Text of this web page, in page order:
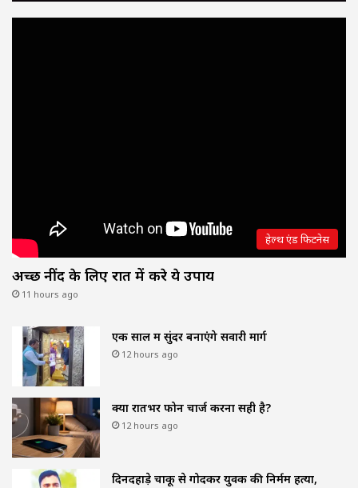
हेल्थ एंड फिटनेस
अच्छी नींद के लिए रात में करे ये उपाय
11 hours ago
एक साल में सुंदर बनाएंगे सवारी मार्ग
12 hours ago
क्या रातभर फोन चार्ज करना सही है?
12 hours ago
दिनदहाड़े चाकू से गोदकर युवक की निर्मम हत्या,